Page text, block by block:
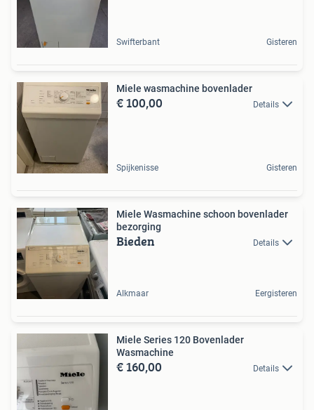
Swifterbant Gisteren
Miele wasmachine bovenlader
€ 100,00 Details
Spijkenisse Gisteren
Miele Wasmachine schoon bovenlader
bezorging
Bieden Details
Alkmaar Eergisteren
Miele Series 120 Bovenlader
Wasmachine
€ 160,00 Details